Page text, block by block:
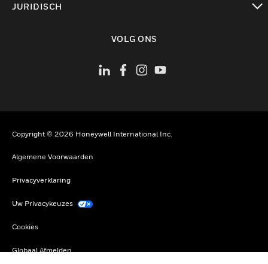
JURIDISCH
VOLG ONS
Copyright © 2026 Honeywell International Inc.
Algemene Voorwaarden
Privacyverklaring
Uw Privacykeuzes
Cookies
Globaal Afmelden